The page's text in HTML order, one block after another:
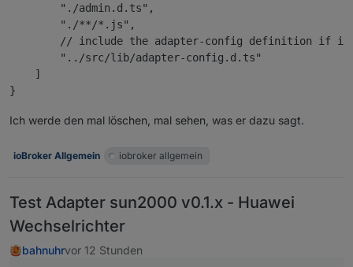
        "./admin.d.ts",
        "./**/*.js",
// include the adapter-config definition if it
        "../src/lib/adapter-config.d.ts"
    ]
Ich werde den mal löschen, mal sehen, was er dazu sagt.
ioBroker Allgemein iobroker allgemein
Test Adapter sun2000 v0.1.x - Huawei
Wechselrichter
bahnuhrvor 12 Stunden